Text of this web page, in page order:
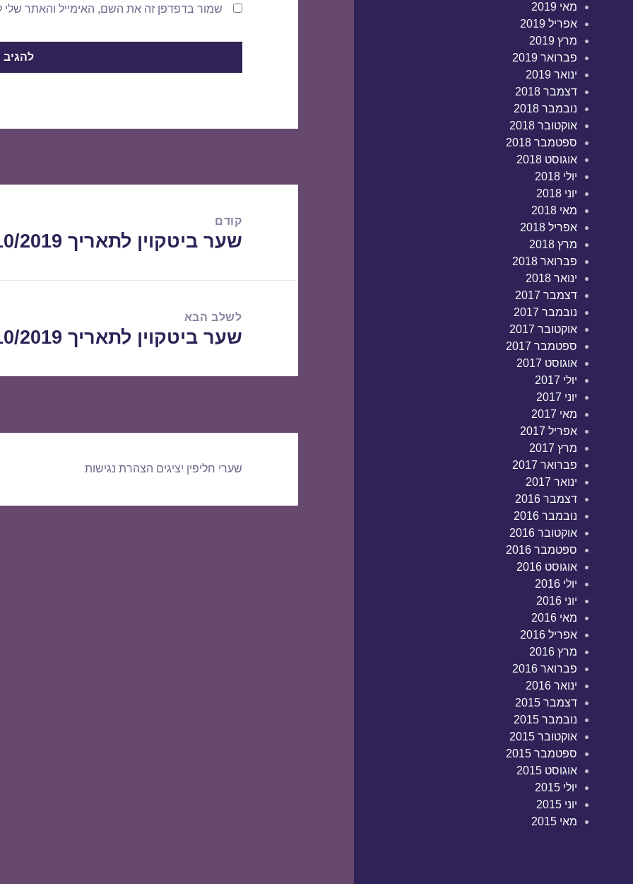
מאי 2019
אפריל 2019
מרץ 2019
פברואר 2019
ינואר 2019
דצמבר 2018
נובמבר 2018
אוקטובר 2018
ספטמבר 2018
אוגוסט 2018
יולי 2018
יוני 2018
מאי 2018
אפריל 2018
מרץ 2018
פברואר 2018
ינואר 2018
דצמבר 2017
נובמבר 2017
אוקטובר 2017
ספטמבר 2017
אוגוסט 2017
יולי 2017
יוני 2017
מאי 2017
אפריל 2017
מרץ 2017
פברואר 2017
ינואר 2017
דצמבר 2016
נובמבר 2016
אוקטובר 2016
ספטמבר 2016
אוגוסט 2016
יולי 2016
יוני 2016
מאי 2016
אפריל 2016
מרץ 2016
פברואר 2016
ינואר 2016
דצמבר 2015
נובמבר 2015
אוקטובר 2015
ספטמבר 2015
אוגוסט 2015
יולי 2015
יוני 2015
מאי 2015
שמור בדפדפן זה את השם, האימייל והאתר
קודם
הפוסט
שער ביטקוין לתאריך 25/10/2019
לשלב הבא
הפוסט
שער ביטקוין לתאריך 26/10/2019
שערי חליפין יציגים הצהרת נגישות